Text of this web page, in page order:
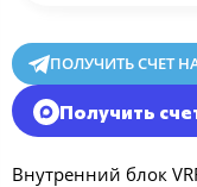
ПОЛУЧИТЬ СЧЕТ
Получить
Внутренний блок